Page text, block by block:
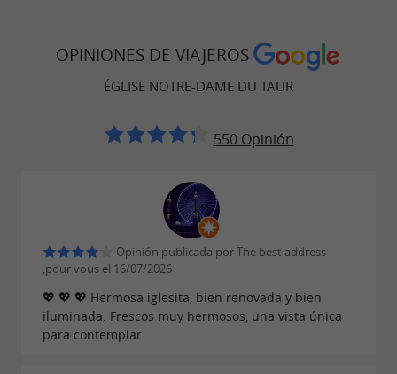
OPINIONES DE VIAJEROS
ÉGLISE NOTRE-DAME DU TAUR
550 Opinión
Opinión publicada por The best address
,pour vous el 16/07/2026
💖 💖 💖 Hermosa iglesita, bien renovada y bien
iluminada. Frescos muy hermosos, una vista única
para contemplar.